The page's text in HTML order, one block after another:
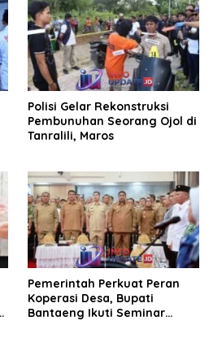
Polisi Gelar Rekonstruksi
Pembunuhan Seorang Ojol di
Tanralili, Maros
Pemerintah Perkuat Peran
Koperasi Desa, Bupati
Bantaeng Ikuti Seminar